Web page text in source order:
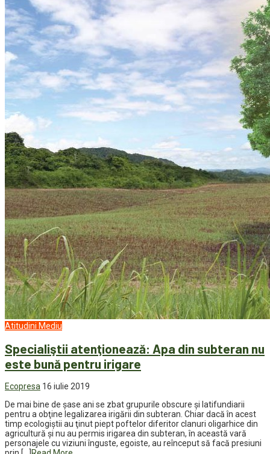
Atitudini Mediu
Specialiştii atenţionează: Apa din subteran nu
este bună pentru irigare
Ecopresa 16 iulie 2019
De mai bine de şase ani se zbat grupurile obscure și latifundiarii
pentru a obţine legalizarea irigării din subteran. Chiar dacă în acest
timp ecologiştii au ţinut piept poftelor diferitor clanuri oligarhice din
agricultură şi nu au permis irigarea din subteran, în această vară
personajele cu viziuni înguste, egoiste, au reînceput să facă presiuni